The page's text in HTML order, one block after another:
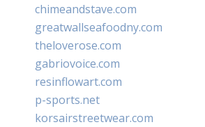
chimeandstave.com
greatwallseafoodny.com
theloverose.com
gabriovoice.com
resinflowart.com
p-sports.net
korsairstreetwear.com